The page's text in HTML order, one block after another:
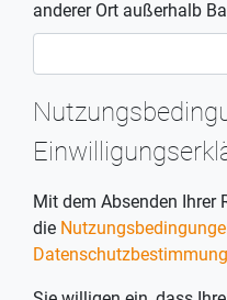
anderer Ort außerhalb
Mit dem Absenden Ihrer
die